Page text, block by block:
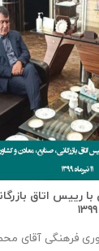
رييس اتاق
فرهنگی آقای